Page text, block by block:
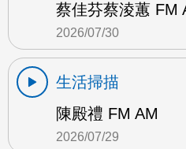
蔡佳芬蔡淩蕙 FM
2026/07/30
生活掃描
陳殿禮 FM AM
2026/07/29